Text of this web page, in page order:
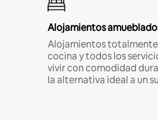
Alojamientos
Alojamientos
cocina y todos los
vivir con comodidad
la alternativa ideal a un